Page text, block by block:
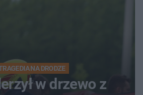
NA DRODZE
w drzewo z